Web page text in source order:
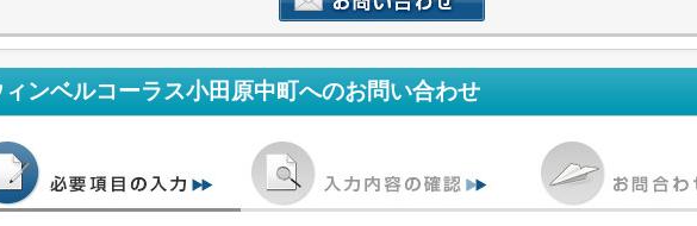
ィンベルコーラス小田原中町へのお問い合わせ